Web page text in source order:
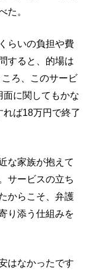
た。
らいの負担や費
すると、的場は
ころ、このサービ
面に関してもかな
ば18万円で終了
な家族が抱えて
サービスの立ち
からこそ、弁護
り添う仕組みを
はなかったです